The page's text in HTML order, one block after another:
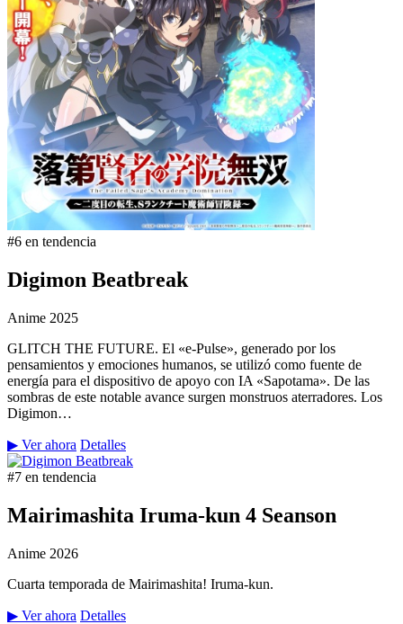
#6 en tendencia
Digimon Beatbreak
Anime 2025
GLITCH THE FUTURE. El «e-Pulse», generado por los
pensamientos y emociones humanos, se utilizó como fuente de
energía para el dispositivo de apoyo con IA «Sapotama». De las
sombras de este notable avance surgen monstruos aterradores. Los
Digimon…
▶ Ver ahora Detalles
#7 en tendencia
Mairimashita Iruma-kun 4 Seanson
Anime 2026
Cuarta temporada de Mairimashita! Iruma-kun.
▶ Ver ahora Detalles